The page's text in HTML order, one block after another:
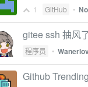
1 GitHub •
gitee ssh 抽风
程序员 •
Github